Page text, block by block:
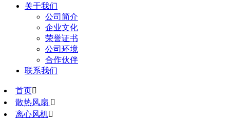
关于我们
公司简介
企业文化
荣誉证书
公司环境
合作伙伴
联系我们
首页
散热风扇 
离心风机